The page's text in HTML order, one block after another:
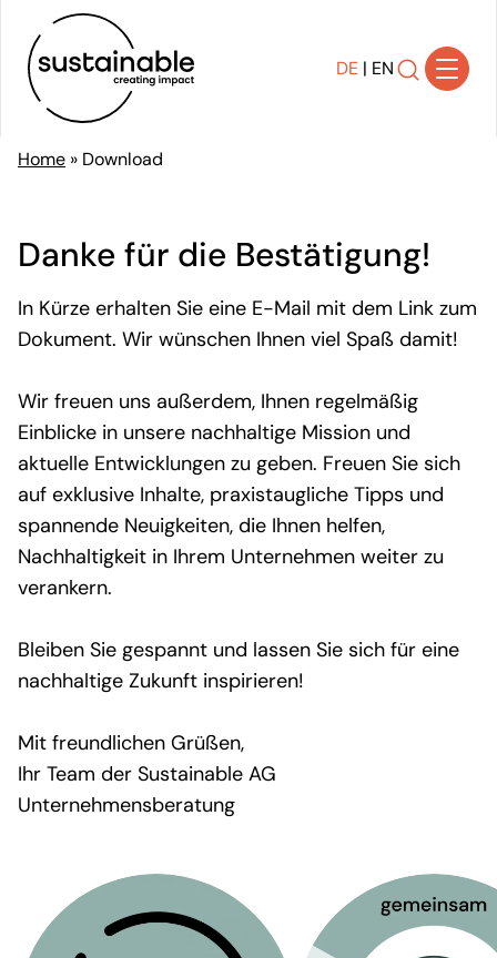
DE | EN
Transparenz schaffen
Strategie entwickeln
Transformation gestalten
Nachhaltigkeit implementieren
Compliance sicherstellen
Referenzen
Über uns
Regionale Präsenz
Karriere
Werte und Vision
Auszeichnungen
Engagement
Akademie
Wissen & Aktuelles
Content Hub
News
Kontakt
Home » Download
Danke für die Bestätigung!
In Kürze erhalten Sie eine E-Mail mit dem Link zum
Dokument. Wir wünschen Ihnen viel Spaß damit!
Wir freuen uns außerdem, Ihnen regelmäßig
Einblicke in unsere nachhaltige Mission und
aktuelle Entwicklungen zu geben. Freuen Sie sich
auf exklusive Inhalte, praxistaugliche Tipps und
spannende Neuigkeiten, die Ihnen helfen,
Nachhaltigkeit in Ihrem Unternehmen weiter zu
verankern.
Bleiben Sie gespannt und lassen Sie sich für eine
nachhaltige Zukunft inspirieren!
Mit freundlichen Grüßen,
Ihr Team der Sustainable AG
Unternehmensberatung